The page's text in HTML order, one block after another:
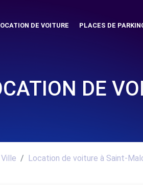
DE VOITURE PLACES DE
DE
Location de voiture à Saint-